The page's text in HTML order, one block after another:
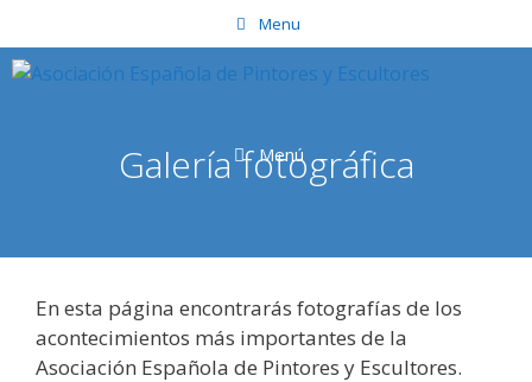
al
contenido
Menu
Menú
Galería fotográfica
En esta página encontrarás fotografías de los
acontecimientos más importantes de la
Asociación Española de Pintores y Escultores.